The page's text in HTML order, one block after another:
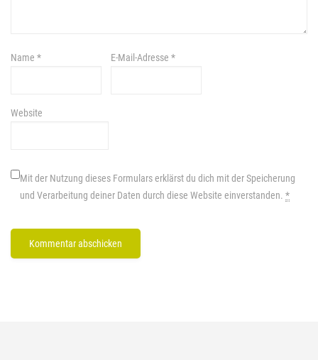
Name * E-Mail-Adresse *
Website
Mit der Nutzung dieses Formulars erklärst du dich mit der Speicherung
und Verarbeitung deiner Daten durch diese Website einverstanden. *